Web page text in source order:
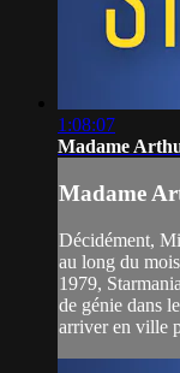
1:08:07
Madame
Madame
Décidément,
au long du
1979,
de génie dans
arriver en ville